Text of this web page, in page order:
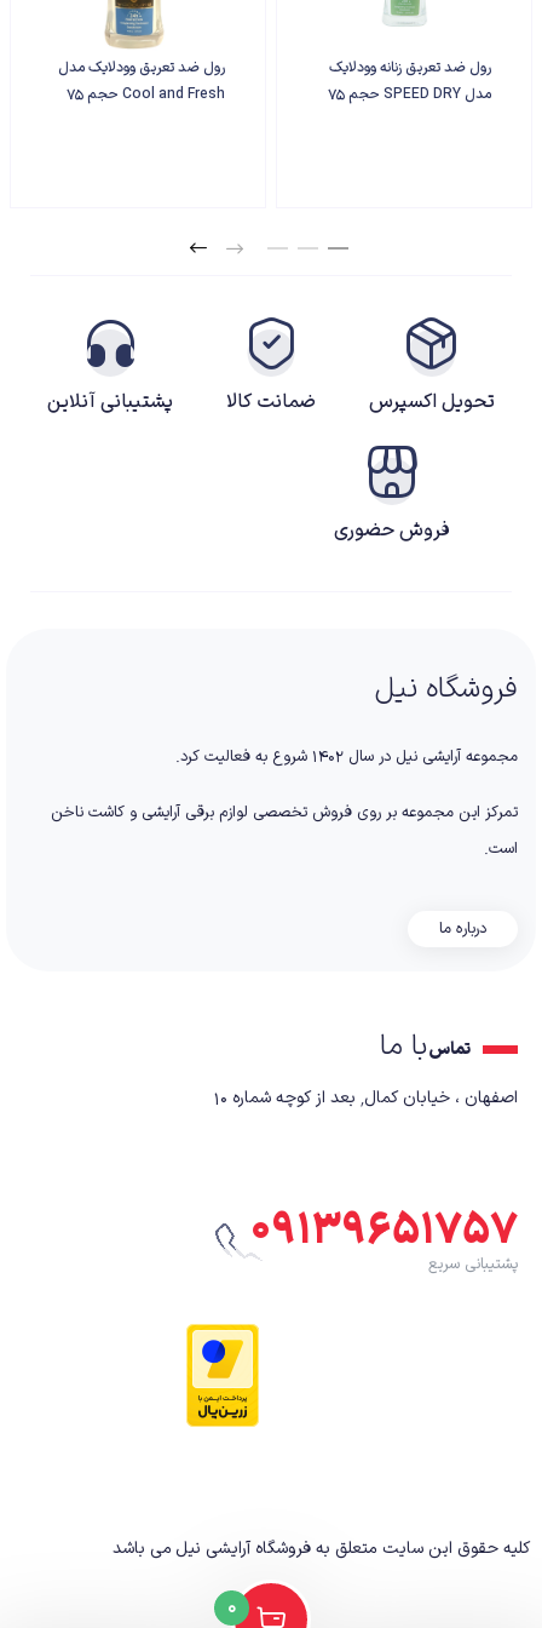
رول ضد تعریق زنانه وودلایک
مدل SPEED DRY حجم 75
رول ضد تعریق وودلایک مدل
Cool and Fresh حجم 75
تحویل اکسپرس ضمانت کالا پشتیبانی آنلاین
فروش حضوری
فروشگاه نیل
مجموعه آرایشی نیل در سال ۱۴۰۲ شروع به فعالیت کرد.
تمرکز این مجموعه بر روی فروش تخصصی لوازم برقی آرایشی و کاشت ناخن
است.
درباره ما
تماسبا ما
اصفهان ، خیابان کمال٬ بعد از کوچه شماره ۱۰
۰۹۱۳۹۶۵۱۷۵۷
پشتیبانی سریع
کلیه حقوق این سایت متعلق به فروشگاه آرایشی نیلمی باشد
0